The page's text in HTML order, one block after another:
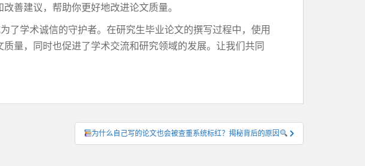
善建议，帮助你更好地改进论文质量。
了学术诚信的守护者。在研究生毕业论文的撰写过程中，使用
量，同时也促进了学术交流和研究领域的发展。让我们共同
为什么自己写的论文也会被查重系统标红？揭秘背后的原因